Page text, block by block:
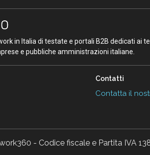
in Italia di testate e portali B2B dedicati ai
e pubbliche amministrazioni italiane.
Contatti
Contatta il
- Codice fiscale e Partita IVA